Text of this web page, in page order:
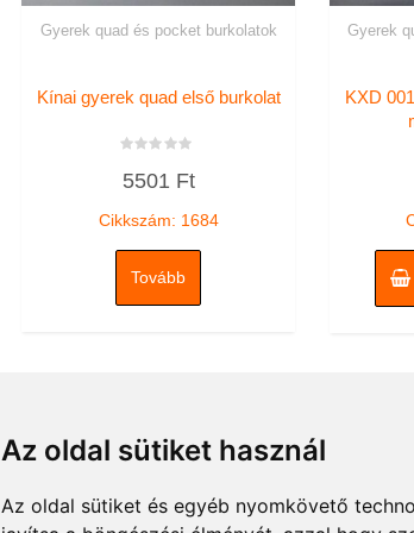
Az oldal sütiket használ
Az oldal sütiket és egyéb nyomkövető
Gyerek quad és pocket burkolatok
Kínai gyerek quad első burkolat
0
5501 Ft
Cikkszám: 1684
Tovább
Gyerek
KXD